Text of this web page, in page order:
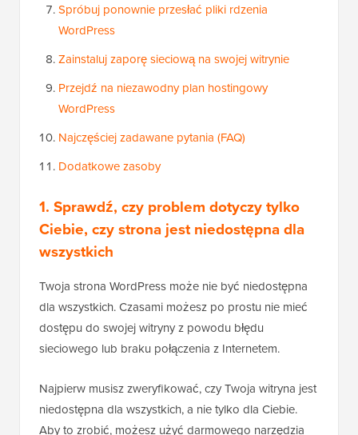
Spróbuj ponownie przesłać pliki rdzenia
WordPress
Zainstaluj zaporę sieciową na swojej witrynie
Przejdź na niezawodny plan hostingowy
WordPress
Najczęściej zadawane pytania (FAQ)
Dodatkowe zasoby
1. Sprawdź, czy problem dotyczy tylko
Ciebie, czy strona jest niedostępna dla
wszystkich
Twoja strona WordPress może nie być niedostępna
dla wszystkich. Czasami możesz po prostu nie mieć
dostępu do swojej witryny z powodu błędu
sieciowego lub braku połączenia z Internetem.
Najpierw musisz zweryfikować, czy Twoja witryna jest
niedostępna dla wszystkich, a nie tylko dla Ciebie.
Aby to zrobić, możesz użyć darmowego narzędzia